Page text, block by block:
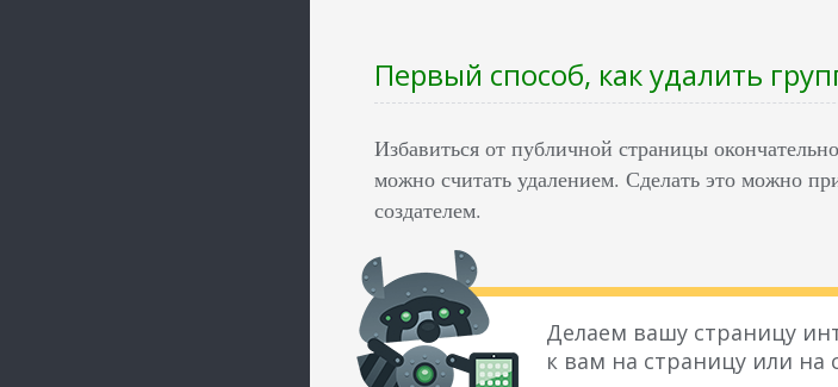
Первый способ, как удалить
Избавиться от публичной страницы
можно считать удалением. Сделать это можно
создателем.
Делаем вашу страницу
к вам на страницу или на